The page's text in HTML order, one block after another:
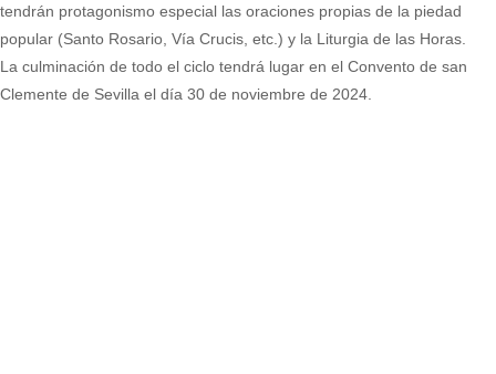
tendrán protagonismo especial las oraciones propias de la piedad
popular (Santo Rosario, Vía Crucis, etc.) y la Liturgia de las Horas.
La culminación de todo el ciclo tendrá lugar en el Convento de san
Clemente de Sevilla el día 30 de noviembre de 2024.